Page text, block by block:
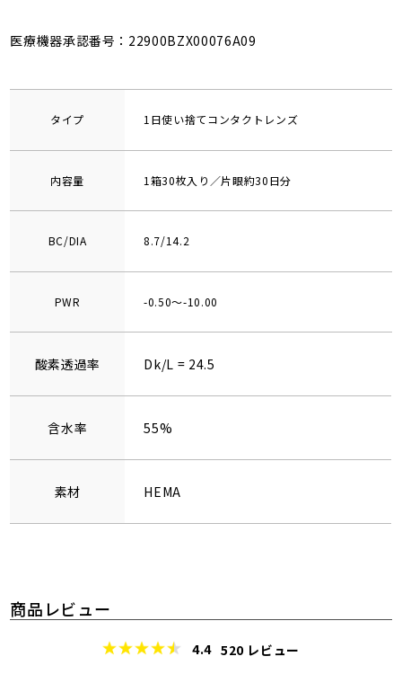
医療機器承認番号：22900BZX00076A09
タイプ 1日使い捨てコンタクトレンズ
内容量 1箱30枚入り／片眼約30日分
BC/DIA 8.7/14.2
PWR -0.50～-10.00
酸素透過率 Dk/L = 24.5
含水率 55%
素材 HEMA
商品レビュー
4.4 520 レビュー